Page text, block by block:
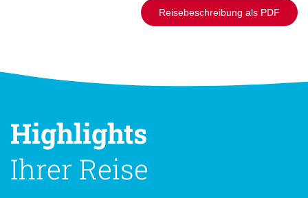
Reisebeschreibung als PDF
Highlights
Ihrer Reise